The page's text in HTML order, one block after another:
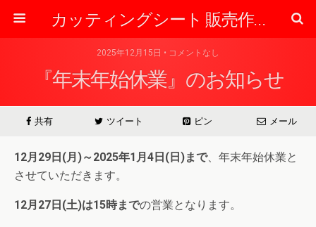
カッティングシート 販売作成の専門店 【東京】 ぷりん太くんのブログ
2025年12月15日 • コメントなし
『年末年始休業』のお知らせ
共有 ツイート ピン メール
12月29日(月)～2025年1月4日(日)まで、年末年始休業と
させていただきます。
12月27日(土)は15時までの営業となります。